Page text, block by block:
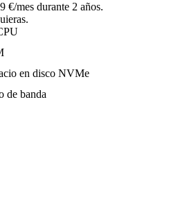
€/mes durante 2 años.
en disco NVMe
de banda